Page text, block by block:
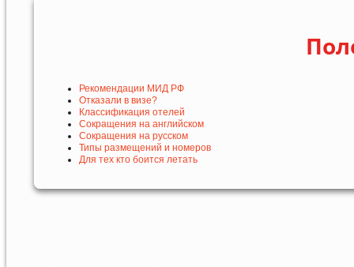
Рекомендации МИД РФ
Отказали в визе?
Классификация отелей
Сокращения на английском
Сокращения на русском
Типы размещений и номеров
Для тех кто боится летать